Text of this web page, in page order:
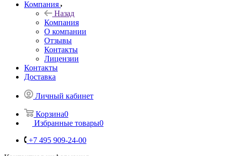
Компания
Назад
Компания
О компании
Отзывы
Контакты
Лицензии
Контакты
Доставка
Личный кабинет
Корзина0
Избранные товары0
+7 495 909-24-00